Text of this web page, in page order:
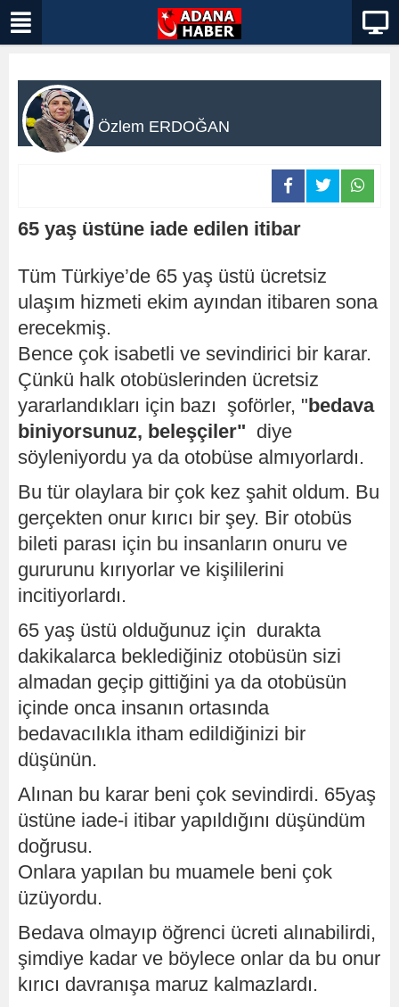
Özlem ERDOĞAN
65 yaş üstüne iade edilen itibar
Tüm Türkiye’de 65 yaş üstü ücretsiz
ulaşım hizmeti ekim ayından itibaren sona
erecekmiş.
Bence çok isabetli ve sevindirici bir karar.
Çünkü halk otobüslerinden ücretsiz
yararlandıkları için bazı şoförler, "bedava
biniyorsunuz, beleşçiler" diye
söyleniyordu ya da otobüse almıyorlardı.
Bu tür olaylara bir çok kez şahit oldum. Bu
gerçekten onur kırıcı bir şey. Bir otobüs
bileti parası için bu insanların onuru ve
gururunu kırıyorlar ve kişililerini
incitiyorlardı.
65 yaş üstü olduğunuz için durakta
dakikalarca beklediğiniz otobüsün sizi
almadan geçip gittiğini ya da otobüsün
içinde onca insanın ortasında
bedavacılıkla itham edildiğinizi bir
düşünün.
Alınan bu karar beni çok sevindirdi. 65yaş
üstüne iade-i itibar yapıldığını düşündüm
doğrusu.
Onlara yapılan bu muamele beni çok
üzüyordu.
Bedava olmayıp öğrenci ücreti alınabilirdi,
şimdiye kadar ve böylece onlar da bu onur
kırıcı davranışa maruz kalmazlardı.